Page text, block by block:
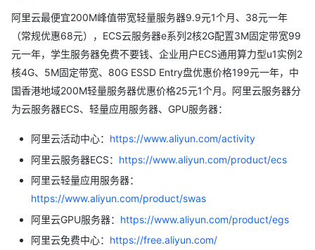
阿里云最便宜200M峰值带宽轻量服务器9.9元1个月、38元一年
（常规优惠68元），ECS云服务器e系列2核2G配置3M固定带宽99
元一年，学生服务器免费不要钱、企业用户ECS通用算力型u1实例2
核4G、5M固定带宽、80G ESSD Entry盘优惠价格199元一年，中
国香港地域200M轻量服务器优惠价格25元1个月。阿里云服务器分
为云服务器ECS、轻量应用服务器、GPU服务器：
阿里云活动中心： https://www.aliyun.com/activity
阿里云服务器ECS： https://www.aliyun.com/product/ecs
阿里云轻量应用服务器：
https://www.aliyun.com/product/swas
阿里云GPU服务器： https://www.aliyun.com/product/egs
阿里云免费中心： https://free.aliyun.com/